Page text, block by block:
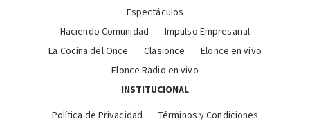
Espectáculos
Haciendo Comunidad
Impulso Empresarial
La Cocina del Once
Clasionce
Elonce en vivo
Elonce Radio en vivo
INSTITUCIONAL
Política de Privacidad
Términos y Condiciones